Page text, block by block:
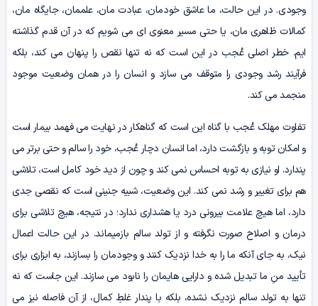
وجودی. در این حالت، ما عاشق خودمان، عبادت مان، علممان، جایگاه مان،
کمالات ظاهری مان، یا حتی مسیر معنوی ای می شویم که در آن قدم گذاشته
ایم. خطر اصلی عُجب در این است که نه تنها نقص را پنهان می کند، بلکه
فرآیند رشد وجودی را متوقف می سازد و انسان را در همان وضعیت موجود
منجمد می کند.
تفاوت مهلک عُجب با گناه این است که گناهکار در نهایت می فهمد بیمار است
و امکان توبه و بازگشت دارد، اما انسان دچار عُجب، خود را سالم و حتی برتر می
پندارد. او نیازی به توبه احساس نمی کند و چون از دید خود کامل است، تلاشی
هم برای تغییر و رشد نمی کند. این وضعیت، شبیه جنینی است که نقصی جدی
دارد، اما هیچ علامت بیرونی درد یا هشداری ندارد؛ در نتیجه، هیچ تلاشی برای
درمان و اصلاح صورت نگرفته و از تولد سالم بازمیماند. در این حالت اعمال
نیک، به جای آنکه ما را به خدا نزدیک کنند و وجودمان را بسازند، به ابزاری برای
تأیید منِ ما تبدیل شده و دارایی هایمان را نابود می سازند. این جاست که نه
تنها به تولد سالم نزدیک نشده، بلکه با پندار غلطِ کمال، از آن فاصله نیز می